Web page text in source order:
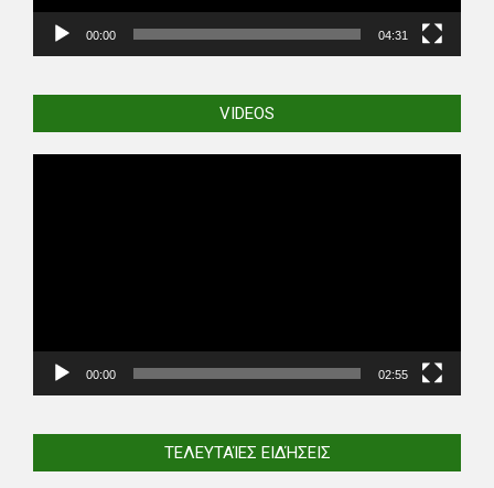
00:00 04:31
VIDEOS
00:00 02:55
ΤΕΛΕΥΤΑΊΕΣ ΕΙΔΉΣΕΙΣ